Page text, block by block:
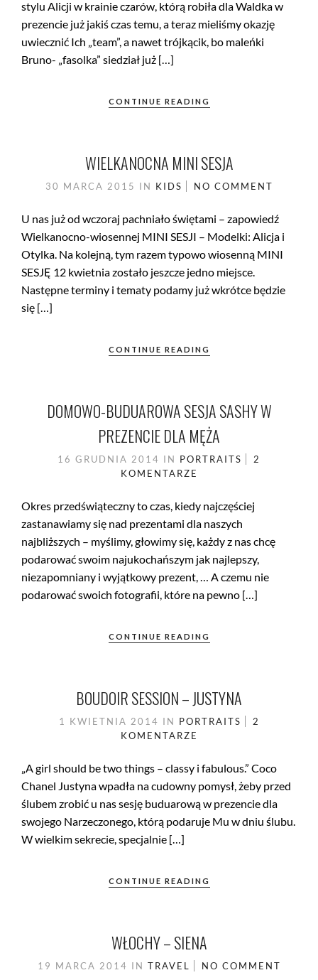
stylu Alicji w krainie czarów, którą robiła dla Waldka w
prezencie już jakiś czas temu, a teraz mieliśmy okazję
uwiecznić Ich „team”, a nawet trójkącik, bo maleńki
Bruno- „fasolka” siedział już […]
CONTINUE READING
WIELKANOCNA MINI SESJA
30 MARCA 2015 IN KIDS NO COMMENT
U nas już od wczoraj pachniało świętami – zapowiedź
Wielkanocno-wiosennej MINI SESJI – Modelki: Alicja i
Otylka. Na kolejną, tym razem typowo wiosenną MINI
SESJĘ 12 kwietnia zostało jeszcze jedno miejsce.
Następne terminy i tematy podamy już wkrótce będzie
się […]
CONTINUE READING
DOMOWO-BUDUAROWA SESJA SASHY W
PREZENCIE DLA MĘŻA
16 GRUDNIA 2014 IN PORTRAITS
2
KOMENTARZE
Okres przedświąteczny to czas, kiedy najczęściej
zastanawiamy się nad prezentami dla naszych
najbliższych – myślimy, głowimy się, każdy z nas chcę
podarować swoim najukochańszym jak najlepszy,
niezapomniany i wyjątkowy prezent, … A czemu nie
podarować swoich fotografii, które na pewno […]
CONTINUE READING
BOUDOIR SESSION – JUSTYNA
1 KWIETNIA 2014 IN PORTRAITS
2
KOMENTARZE
„A girl should be two things – classy i fabulous.” Coco
Chanel Justyna wpadła na cudowny pomysł, żeby przed
ślubem zrobić u nas sesję buduarową w prezencie dla
swojego Narzeczonego, którą podaruje Mu w dniu ślubu.
W wielkim sekrecie, specjalnie […]
CONTINUE READING
WŁOCHY – SIENA
19 MARCA 2014 IN TRAVEL NO COMMENT